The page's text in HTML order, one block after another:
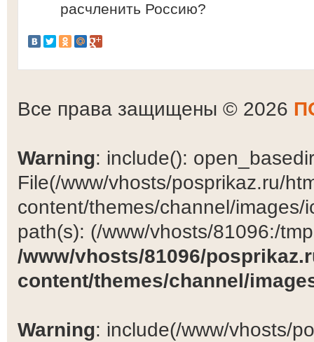
расчленить Россию?
Все права защищены © 2026
Warning: include():
File(/www/vhosts/posprikaz.ru/
content/themes/channel/
path(s): (/www/vhosts/81096:/
/www/vhosts/81096/
content/themes/channel/
Warning: include(/www/vhosts/